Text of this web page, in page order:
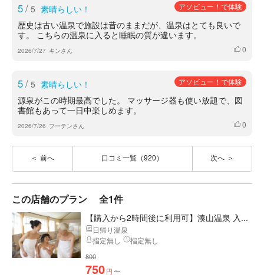
5/ 5 素晴らしい！ アソビュー！で体験
歴史は古い温泉で施設は昔のままだが、温泉はとても良いで
す。 こちらの温泉に入ると睡眠の質が違います。
2026/7/27 キンさん いいね
0
5/ 5 素晴らしい！ アソビュー！で体験
源泉がこの時期最高でした。 マッサージ器も使い放題で、図
書館もあって一日中楽しめます。
2026/7/26 フーテンさん いいね
0
前へ 口コミ一覧（920） 次へ
この店舗のプラン 全1件
【購入から2時間後に利用可】湊山温泉 入...
日帰り温泉
指定無し
指定無し
800
750円 〜